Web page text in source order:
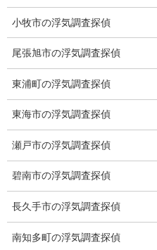
愛知県名古屋市中区栄3-7ｰ4
Toshin.Sakuraビル 10F
ベストビル6B
小牧市の浮気調査探偵
尾張旭市の浮気調査探偵
東浦町の浮気調査探偵
東海市の浮気調査探偵
瀬戸市の浮気調査探偵
碧南市の浮気調査探偵
長久手市の浮気調査探偵
南知多町の浮気調査探偵